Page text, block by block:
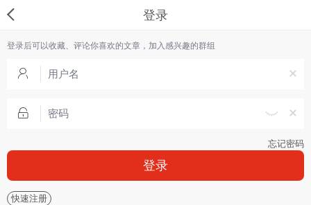
登录
登录后可以收藏、评论你喜欢的文章，加入感兴趣的群组
忘记密码
登录
快速注册